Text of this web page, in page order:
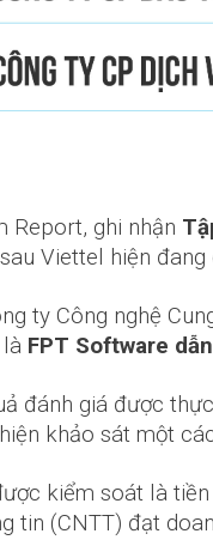
Report, ghi nhận
Viettel hiện đang
ty Công nghệ
FPT Software
đánh giá được
khảo sát một
kiểm soát là
tin (CNTT) đạt